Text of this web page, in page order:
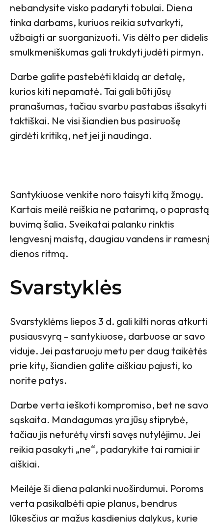
nebandysite visko padaryti tobulai. Diena
tinka darbams, kuriuos reikia sutvarkyti,
užbaigti ar suorganizuoti. Vis dėlto per didelis
smulkmeniškumas gali trukdyti judėti pirmyn.
Darbe galite pastebėti klaidą ar detalę,
kurios kiti nepamatė. Tai gali būti jūsų
pranašumas, tačiau svarbu pastabas išsakyti
taktiškai. Ne visi šiandien bus pasiruošę
girdėti kritiką, net jei ji naudinga.
Santykiuose venkite noro taisyti kitą žmogų.
Kartais meilė reiškia ne patarimą, o paprastą
buvimą šalia. Sveikatai palanku rinktis
lengvesnį maistą, daugiau vandens ir ramesnį
dienos ritmą.
Svarstyklės
Svarstyklėms liepos 3 d. gali kilti noras atkurti
pusiausvyrą – santykiuose, darbuose ar savo
viduje. Jei pastaruoju metu per daug taikėtės
prie kitų, šiandien galite aiškiau pajusti, ko
norite patys.
Darbe verta ieškoti kompromiso, bet ne savo
sąskaita. Mandagumas yra jūsų stiprybė,
tačiau jis neturėtų virsti savęs nutylėjimu. Jei
reikia pasakyti „ne“, padarykite tai ramiai ir
aiškiai.
Meilėje ši diena palanki nuoširdumui. Poroms
verta pasikalbėti apie planus, bendrus
lūkesčius ar mažus kasdienius dalykus, kurie